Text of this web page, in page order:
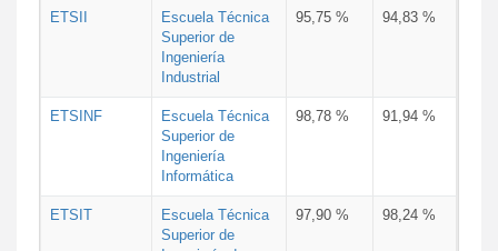
ETSII
Escuela Técnica
Superior de
Ingeniería
Industrial
95,75 % 94,83 %
ETSINF
Escuela Técnica
Superior de
Ingeniería
Informática
98,78 % 91,94 %
ETSIT
Escuela Técnica
Superior de
97,90 % 98,24 %